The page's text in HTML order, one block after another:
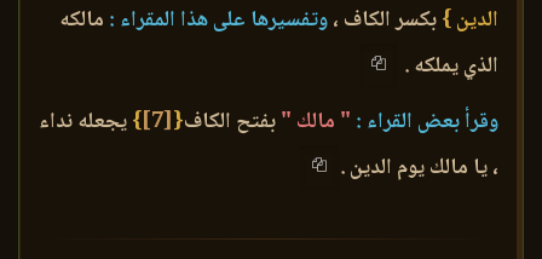
الدين }بكسر الكاف ،وتفسيرها على هذا المقراء : مالكه
الذي يملكه .
وقرأ بعض القراء : " مالك "بفتح الكاف{
[7]
}يجعله نداء
، يا مالك يوم الدين .